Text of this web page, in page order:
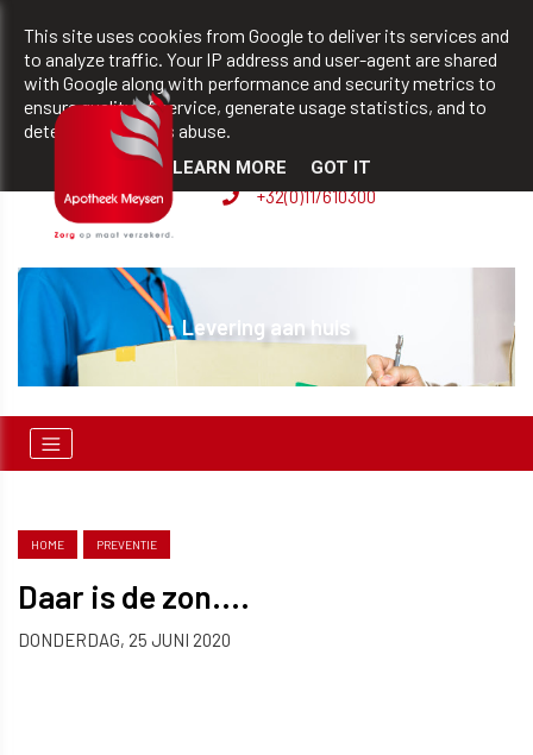
team@apotheekmeysen.be +32(0)11/610300
BVBA apotheek Patrick
Meysen
+32(0)11/610300
Levering aan huis
HOME PREVENTIE
Daar is de zon....
DONDERDAG, 25 JUNI 2020
This site uses cookies from Google to deliver its services and
to analyze traffic. Your IP address and user-agent are shared
with Google along with performance and security metrics to
ensure quality of service, generate usage statistics, and to
detect and address abuse.
LEARN MORE GOT IT